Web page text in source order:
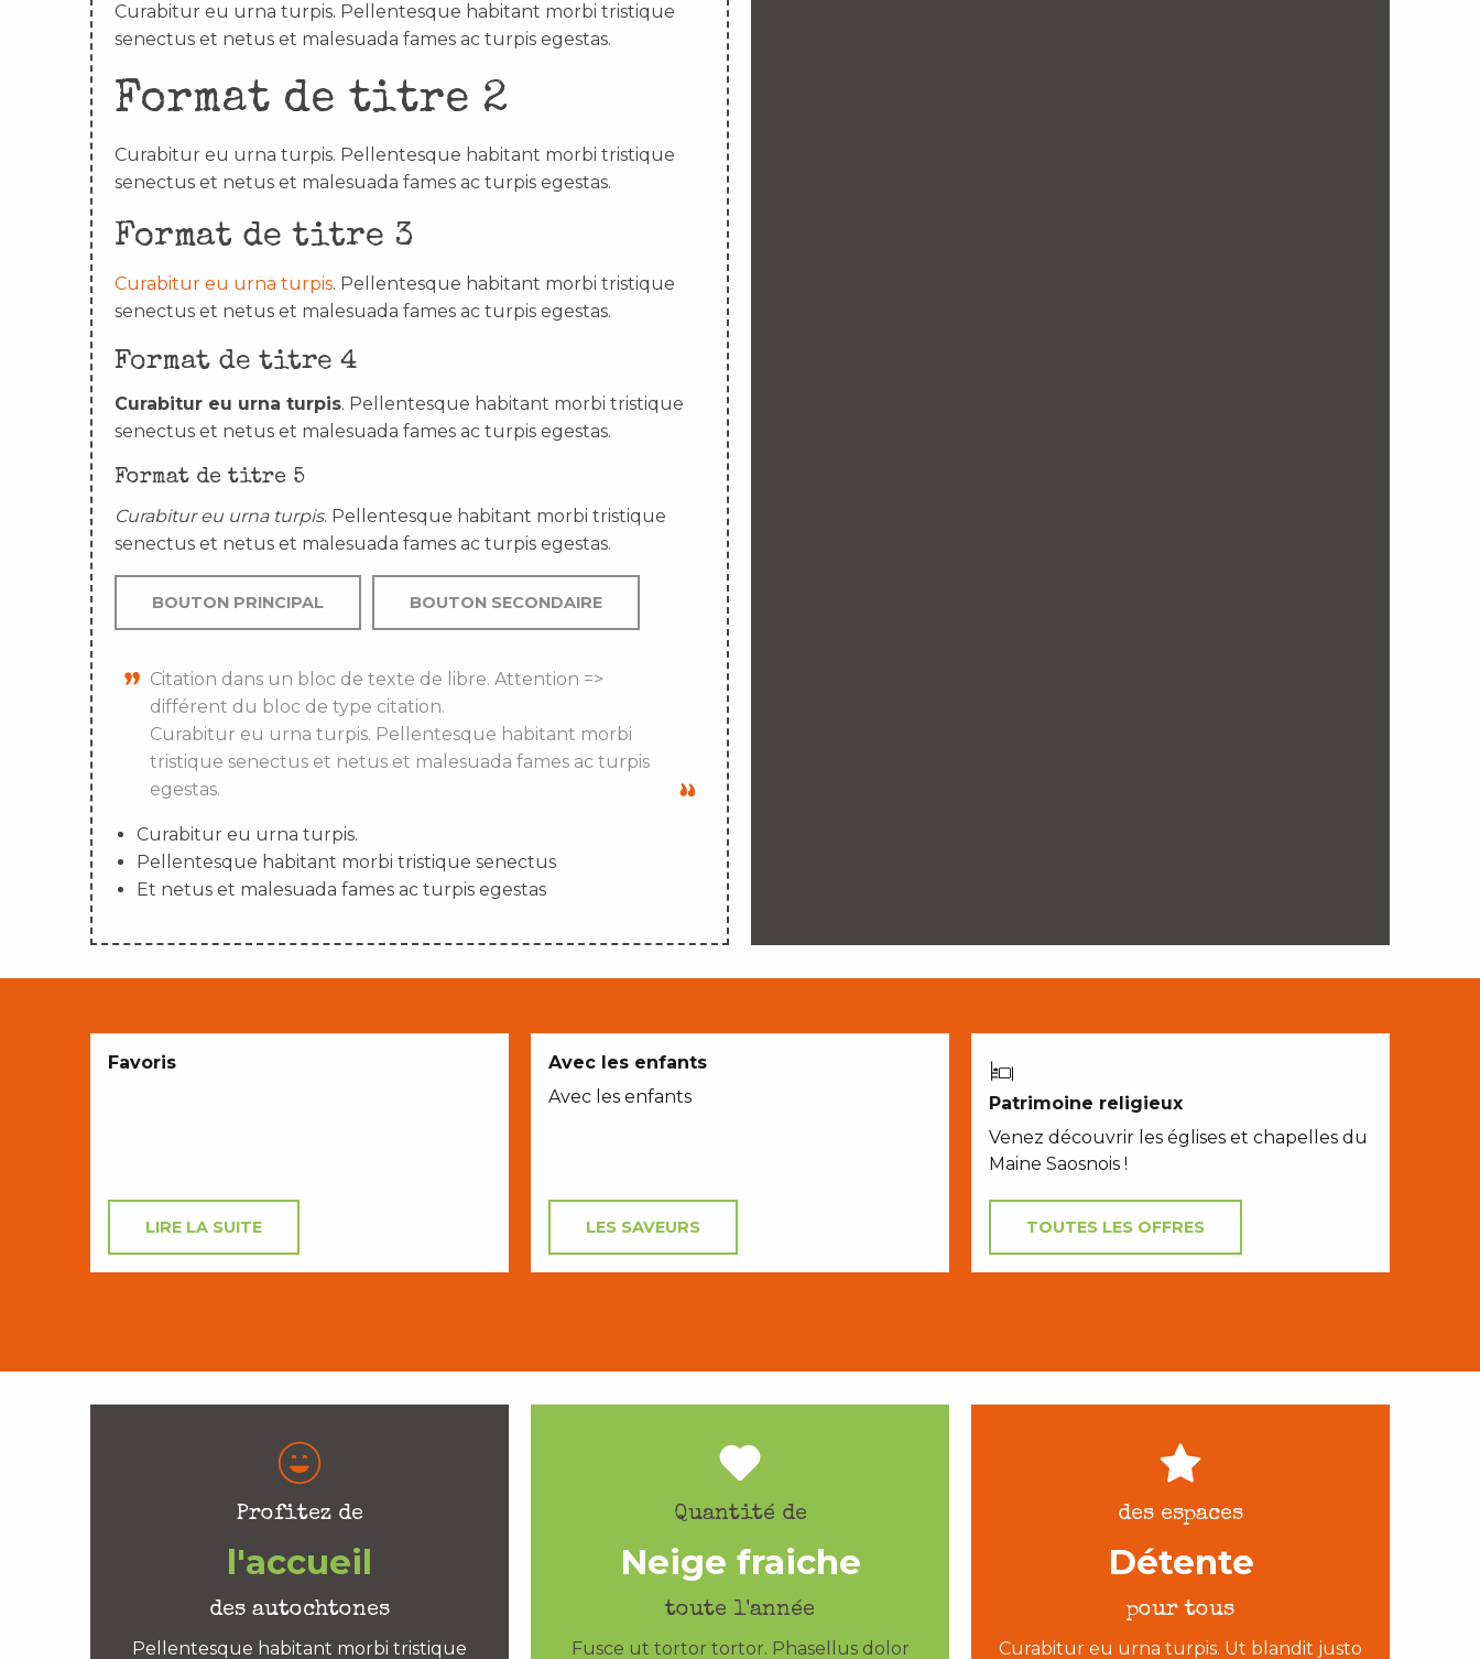
Curabitur eu urna turpis. Pellentesque habitant morbi tristique
senectus et netus et malesuada fames ac turpis egestas.
Format de titre 2
Curabitur eu urna turpis. Pellentesque habitant morbi tristique
senectus et netus et malesuada fames ac turpis egestas.
Format de titre 3
Curabitur eu urna turpis. Pellentesque habitant morbi tristique
senectus et netus et malesuada fames ac turpis egestas.
Format de titre 4
Curabitur eu urna turpis. Pellentesque habitant morbi tristique
senectus et netus et malesuada fames ac turpis egestas.
Format de titre 5
Curabitur eu urna turpis. Pellentesque habitant morbi tristique
senectus et netus et malesuada fames ac turpis egestas.
BOUTON PRINCIPAL BOUTON SECONDAIRE
Citation dans un bloc de texte de libre. Attention =>
différent du bloc de type citation.
Curabitur eu urna turpis. Pellentesque habitant morbi
tristique senectus et netus et malesuada fames ac turpis
egestas.
Curabitur eu urna turpis.
Pellentesque habitant morbi tristique senectus
Et netus et malesuada fames ac turpis egestas
Favoris
LIRE LA SUITE
Avec les enfants
Avec les enfants
LES SAVEURS
Patrimoine religieux
Venez découvrir les églises et chapelles du
Maine Saosnois !
TOUTES LES OFFRES
Profitez de
l'accueil
des autochtones
Pellentesque habitant morbi tristique
Quantité de
Neige fraiche
toute l'année
Fusce ut tortor tortor. Phasellus dolor
des espaces
Détente
pour tous
Curabitur eu urna turpis. Ut blandit justo